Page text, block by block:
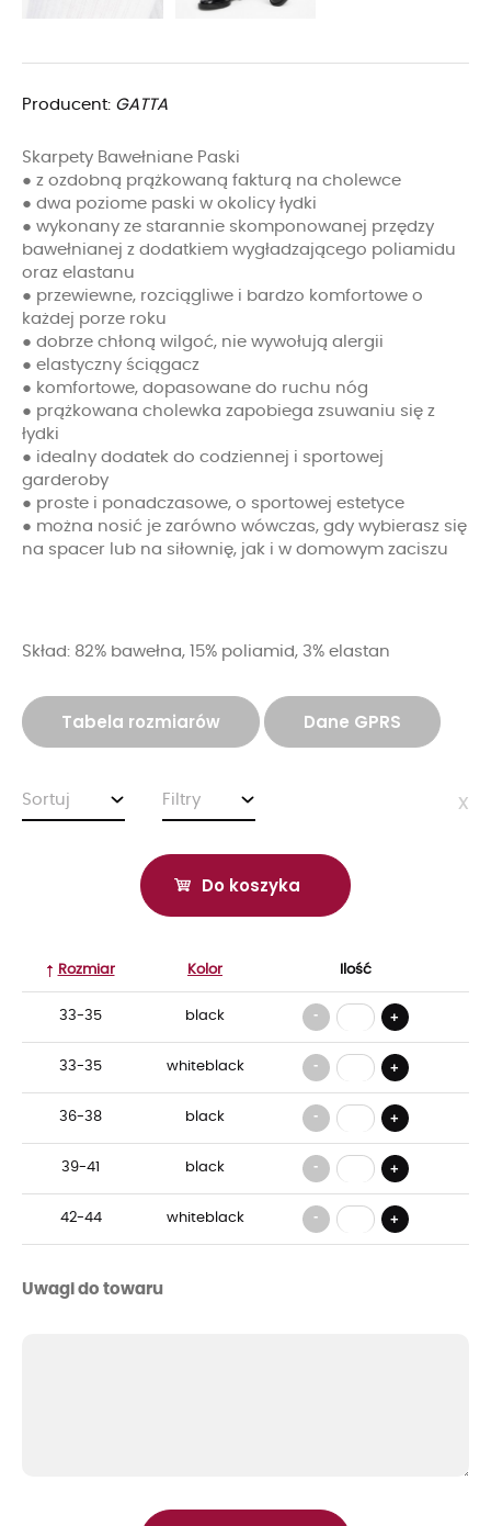
Producent: GATTA
Skarpety Bawełniane Paski
● z ozdobną prążkowaną fakturą na cholewce
● dwa poziome paski w okolicy łydki
● wykonany ze starannie skomponowanej przędzy
bawełnianej z dodatkiem wygładzającego poliamidu
oraz elastanu
● przewiewne, rozciągliwe i bardzo komfortowe o
każdej porze roku
● dobrze chłoną wilgoć, nie wywołują alergii
● elastyczny ściągacz
● komfortowe, dopasowane do ruchu nóg
● prążkowana cholewka zapobiega zsuwaniu się z
łydki
● idealny dodatek do codziennej i sportowej
garderoby
● proste i ponadczasowe, o sportowej estetyce
● można nosić je zarówno wówczas, gdy wybierasz się
na spacer lub na siłownię, jak i w domowym zaciszu
Skład: 82% bawełna, 15% poliamid, 3% elastan
Tabela rozmiarów Dane GPRS
Sortuj Filtry x
Do koszyka
Rozmiar Kolor Ilość
33-35 black - +
33-35 whiteblack - +
36-38 black - +
39-41 black - +
42-44 whiteblack - +
Uwagi do towaru